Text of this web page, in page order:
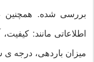
بررسی شده. همچنین
اطلاعاتی مانند:
میزان باردهی، درجه ی